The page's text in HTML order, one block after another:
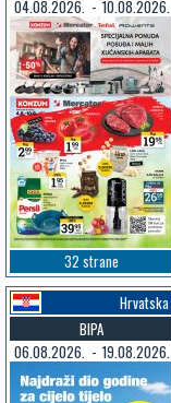
04.08.2026. - 10.08.2026.
32 strane
Hrvatska
BIPA
06.08.2026. - 19.08.2026.